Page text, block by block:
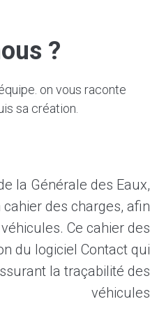
?
on vous raconte
sa création.
la Générale des Eaux,
cahier des charges, afin
Ce cahier des
du logiciel Contact qui
la traçabilité des
véhicules